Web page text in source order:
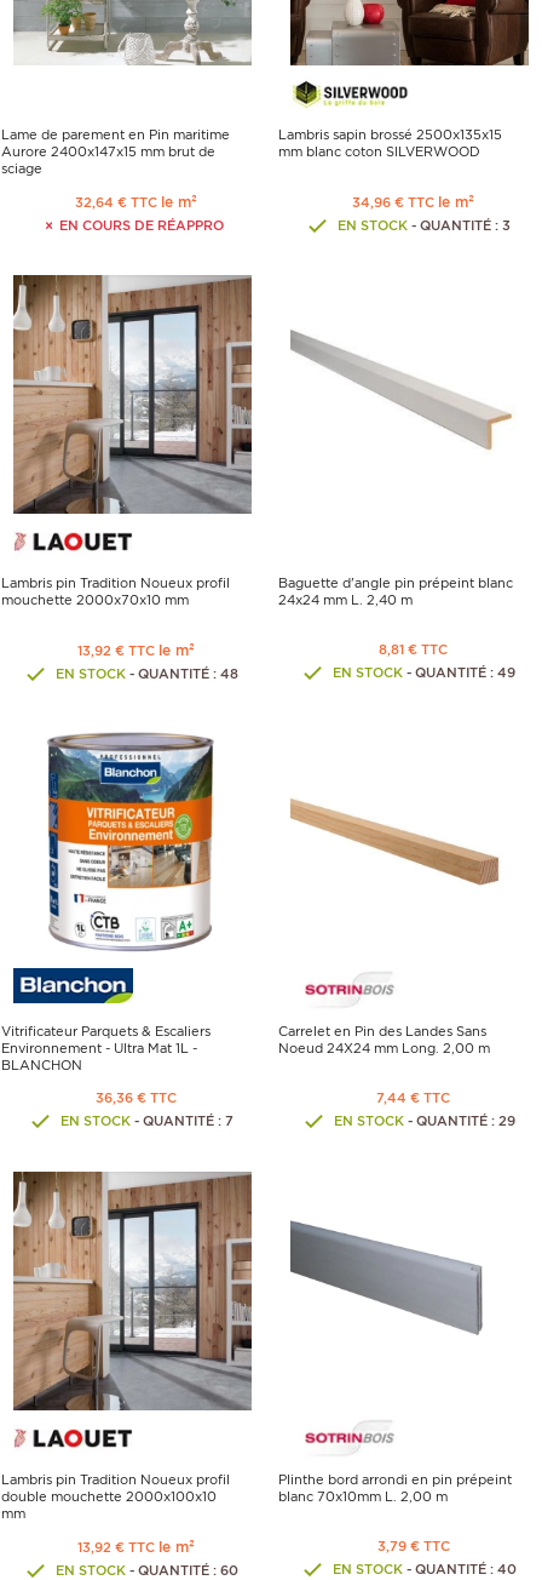
Lame de parement en Pin maritime
Aurore 2400x147x15 mm brut de
sciage
32,64 € TTC le m²
EN COURS DE RÉAPPRO
Lambris sapin brossé 2500x135x15
mm blanc coton SILVERWOOD
34,96 € TTC le m²
EN STOCK - QUANTITÉ : 3
Lambris pin Tradition Noueux profil
mouchette 2000x70x10 mm
13,92 € TTC le m²
EN STOCK - QUANTITÉ : 48
Baguette d'angle pin prépeint blanc
24x24 mm L. 2,40 m
8,81 € TTC
EN STOCK - QUANTITÉ : 49
Vitrificateur Parquets & Escaliers
Environnement - Ultra Mat 1L -
BLANCHON
36,36 € TTC
EN STOCK - QUANTITÉ : 7
Carrelet en Pin des Landes Sans
Noeud 24X24 mm Long. 2,00 m
7,44 € TTC
EN STOCK- QUANTITÉ : 29
Lambris pin Tradition Noueux profil
double mouchette 2000x100x10
mm
13,92 € TTC le m²
EN STOCK - QUANTITÉ : 60
Plinthe bord arrondi en pin prépeint
blanc 70x10mm L. 2,00 m
3,79 € TTC
EN STOCK- QUANTITÉ : 40